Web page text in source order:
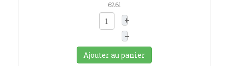
6261
+
–
Ajouter au panier